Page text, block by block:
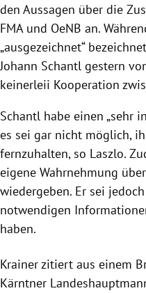
den Aussagen über die
FMAund OeNB an.
„ausgezeichnet“
Johann Schantl gestern
keinerleii Kooperation
Schantl habe einen „sehr
es sei gar nicht möglich,
fernzuhalten, so Laszlo.
eigene Wahrnehmung
wiedergeben. Er sei
notwendigen
haben.
Krainerzitiert aus einem
Kärntner